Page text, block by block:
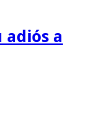
adiós a